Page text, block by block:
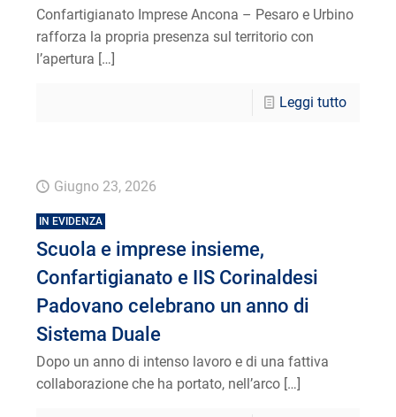
Confartigianato Imprese Ancona – Pesaro e Urbino
rafforza la propria presenza sul territorio con
l’apertura […]
Leggi tutto
Giugno 23, 2026
IN EVIDENZA
Scuola e imprese insieme,
Confartigianato e IIS Corinaldesi
Padovano celebrano un anno di
Sistema Duale
Dopo un anno di intenso lavoro e di una fattiva
collaborazione che ha portato, nell’arco[…]